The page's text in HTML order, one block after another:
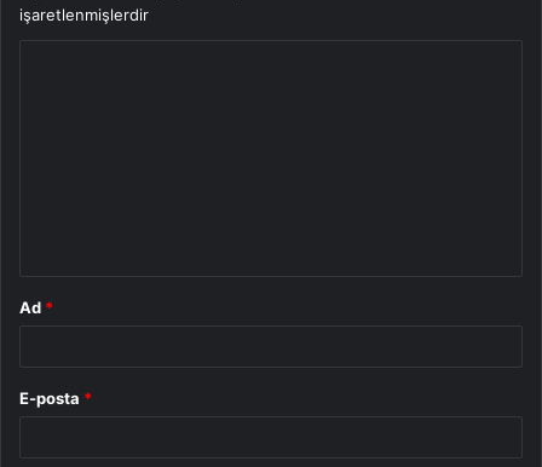
işaretlenmişlerdir
Ad *
E-posta *